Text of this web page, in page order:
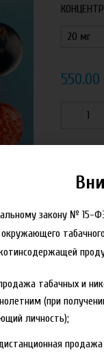
550.00
закону № 15-
табачных и
(при
личность);